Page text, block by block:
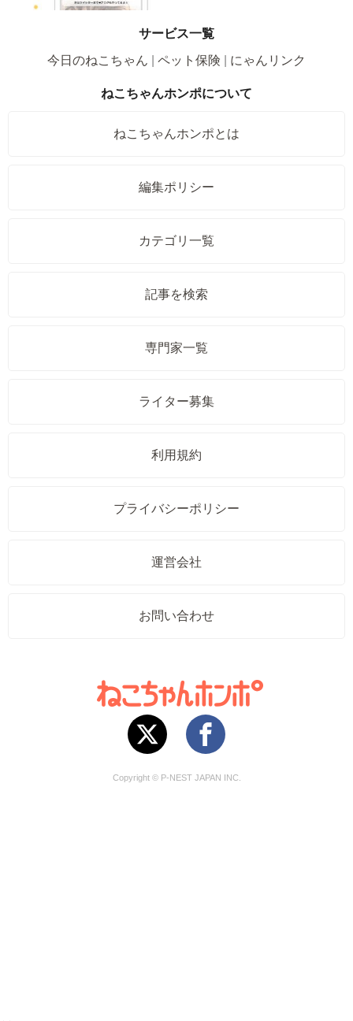
サービス一覧
今日のねこちゃん
ペット保険 にゃんリンク
ねこちゃんホンポについて
ねこちゃんホンポとは
編集ポリシー
カテゴリ一覧
記事を検索
専門家一覧
ライター募集
利用規約
プライバシーポリシー
運営会社
お問い合わせ
Copyright © P-NEST JAPAN INC.